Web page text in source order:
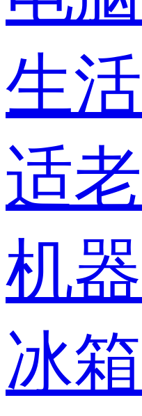
生
适
机
冰箱